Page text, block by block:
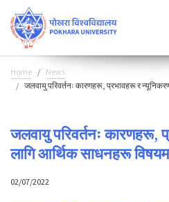
Home
News
जलवायु परिवर्तनः कारणहरू, प्रभावहरू र
जलवायु परिवर्तनः कारणहरू,
लागि आर्थिक साधनहरू
02/07/2022